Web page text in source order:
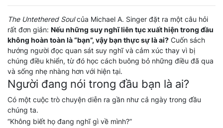
The Untethered Soulcủa Michael A. Singer đặt ra một câu hỏi
rất đơn giản: Nếu những suy nghĩ liên tục xuất hiện trong đầu
không hoàn toàn là “bạn”, vậy bạn thực sự là ai? Cuốn sách
hướng người đọc quan sát suy nghĩ và cảm xúc thay vì bị
chúng điều khiển, từ đó học cách buông bỏ những điều đã qua
và sống nhẹ nhàng hơn với hiện tại.
Người đang nói trong đầu bạn là ai?
Có một cuộc trò chuyện diễn ra gần như cả ngày trong đầu
chúng ta.
“Không biết họ đang nghĩ gì về mình?”